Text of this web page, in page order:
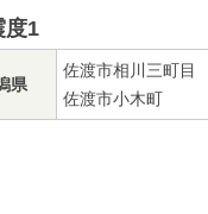
度1
県
佐渡市相川三町目
佐渡市小木町